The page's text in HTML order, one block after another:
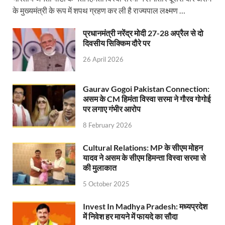
Uttarakhandi Song Launch: मुख्यमंत्री ने पैंली-पैंली बार
Aravalli Satyagraha Yatra: अरावली की रक्षा के लिए
Rhythm of the Universe: यशोभूमि में ‘रिदम ऑफ
PM Adarsh Gram Yojana: योगी सरकार का बड़ा कदम,
Rabri Devi Residence: रात के अंधेरे में खाली होने लगा
Nainital Winter Carnival: मुख्यमंत्री पुष्कर सिंह धामी
Railway West Bengal Project: भारतीय रेलवे ने
PM Modi Lucknow Visit… जब मंच से पीएम मोदी ने की
Nitin Nabin News: चुनाव में प्रचंड बहुमत में बीएलए 2 ने
Northern Railway News: उत्तर रेलवे ने हिमाचल
के मुख्यमंत्री के रूप में शपथ ग्रहण कर ली है राज्यपाल लक्ष्मण …
प्रधानमंत्री नरेंद्र मोदी 27-28 अप्रैल से दो
दिवसीय सिक्किम दौरे पर
26 April 2026
Gaurav Gogoi Pakistan Connection:
असम के CM हिमंता विस्वा सरमा ने गौरव गोगोई
पर लगाए गंभीर आरोप
8 February 2026
Cultural Relations: MP के सीएम मोहन
यादव ने असम के सीएम हिमन्ता विस्वा सरमा से
की मुलाकात
5 October 2025
Invest In Madhya Pradesh: मध्यप्रदेश
में निवेश हर मायने में फायदे का सौदा